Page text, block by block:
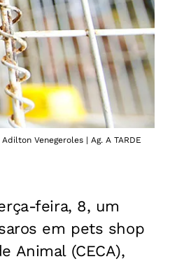
Venegeroles | Ag. A TARDE
feira, 8, um
em pets shop
Animal (CECA),